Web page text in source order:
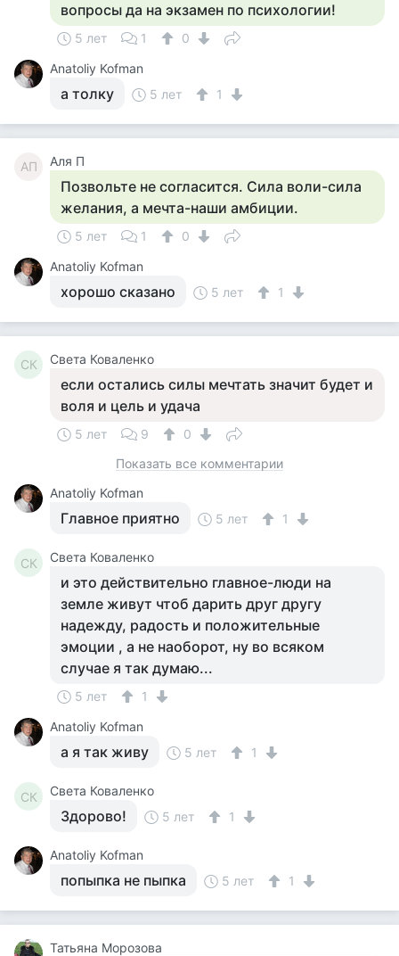
вопросы да на экзамен по психологии!
5 лет 1
0
Anatoliy Kofman
а толку 5 лет 1
АП Аля П
Позвольте не согласится. Сила воли-сила
желания, а мечта-наши амбиции.
5 лет 1
0
Anatoliy Kofman
хорошо сказано 5 лет 1
СК Света Коваленко
если остались силы мечтать значит будет и
воля и цель и удача
5 лет 9
0
Показать все комментарии
Anatoliy Kofman
Главное приятно 5 лет 1
СК Света Коваленко
и это действительно главное-люди на
земле живут чтоб дарить друг другу
надежду, радость и положительные
эмоции , а не наоборот, ну во всяком
случае я так думаю...
5 лет
1
Anatoliy Kofman
а я так живу 5 лет 1
СК Света Коваленко
Здорово! 5 лет 1
Anatoliy Kofman
попыпка не пыпка 5 лет 1
Татьяна Морозова